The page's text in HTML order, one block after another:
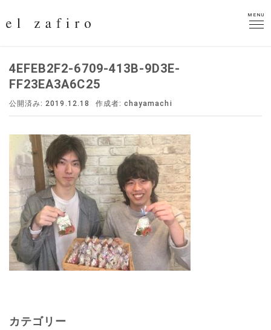
MENU
MENU
4EFEB2F2-6709-413B-9D3E-
FF23EA3A6C25
公開済み: 2019.12.18 作成者:chayamachi
カテゴリー